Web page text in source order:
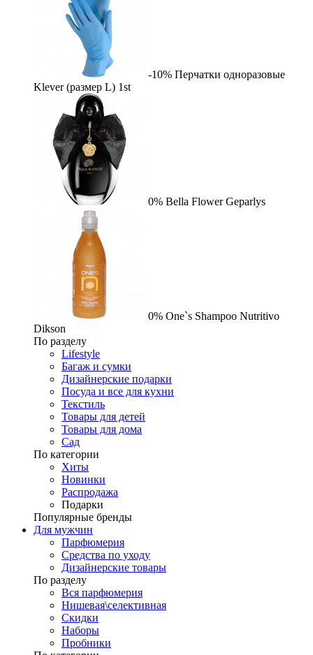
-10% Перчатки одноразовые
Klever (размер L) 1st
0% Bella Flower Geparlys
0% One`s Shampoo Nutritivo
Dikson
По разделу
Lifestyle
Багаж и сумки
Дизайнерские подарки
Посуда и все для кухни
Текстиль
Товары для детей
Товары для дома
Сад
По категории
Хиты
Новинки
Распродажа
Подарки
Популярные бренды
Для мужчин
Парфюмерия
Средства по уходу
Дизайнерские товары
По разделу
Вся парфюмерия
Нишевая\селективная
Скидки
Наборы
Пробники